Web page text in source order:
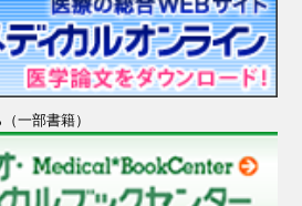
一部書籍）